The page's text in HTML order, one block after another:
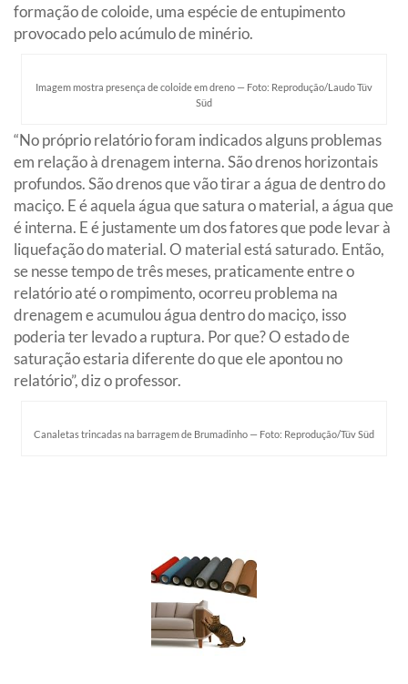
formação de coloide, uma espécie de entupimento
provocado pelo acúmulo de minério.
Imagem mostra presença de coloide em dreno — Foto: Reprodução/Laudo Tüv
Süd
“No próprio relatório foram indicados alguns problemas
em relação à drenagem interna. São drenos horizontais
profundos. São drenos que vão tirar a água de dentro do
maciço. E é aquela água que satura o material, a água que
é interna. E é justamente um dos fatores que pode levar à
liquefação do material. O material está saturado. Então,
se nesse tempo de três meses, praticamente entre o
relatório até o rompimento, ocorreu problema na
drenagem e acumulou água dentro do maciço, isso
poderia ter levado a ruptura. Por que? O estado de
saturação estaria diferente do que ele apontou no
relatório”, diz o professor.
Canaletas trincadas na barragem de Brumadinho — Foto: Reprodução/Tüv Süd